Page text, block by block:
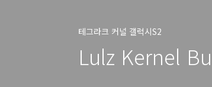
테그라크 커널 갤럭시S2
Lulz Kernel